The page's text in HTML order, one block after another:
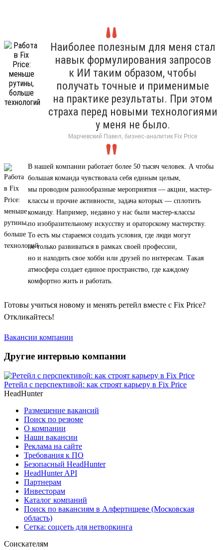
Наиболее полезным для меня стал
навык формулирования запросов
к ИИ таким образом, чтобы
получать точные и применимые
на практике результаты. При этом
страха перед новыми технологиями
у меня не было.
Марчевский Павел, бизнес-аналитик Fix Price
В нашей компании работает более 50 тысяч человек. А чтобы
большая команда чувствовала себя единым целым,
мы проводим разнообразные мероприятия — акции, мастер-
классы и прочие активности, задача которых — сплотить
команду. Например, недавно у нас были мастер-классы
по изобразительному искусству и ораторскому мастерству.
То есть мы стараемся создать условия, где люди могут
не только развиваться в рамках своей профессии,
но и находить свое хобби или друзей по интересам. Такая
атмосфера создает единое пространство, где каждому
комфортно жить и работать.
Готовы учиться новому и менять ретейл вместе с Fix Price?
Откликайтесь!
Вакансии компании
Другие интервью компании
Ретейл с перспективой: как строят карьеру в Fix Price
HeadHunter
Размещение вакансий
Поиск по резюме
О компании
Наши вакансии
Реклама на сайте
Требования к ПО
Безопасный HeadHunter
HeadHunter API
Партнерам
Инвесторам
Каталог компаний
Поиск по вакансиям в Алфертищеве (Московская
область)
Сетка: соцсеть для нетворкинга
Соискателям